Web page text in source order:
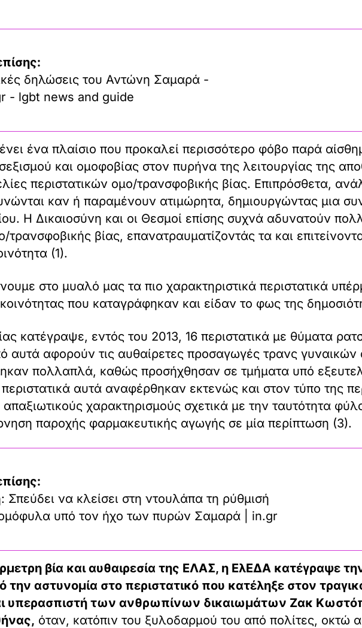
δηλώσεις του Αντώνη Σαμαρά -
- lgbt news and guide
ένα πλαίσιο που προκαλεί περισσότερο φόβο παρά
και ομοφοβίας στον πυρήνα της λειτουργίας της
περιστατικών ομο/τρανσφοβικής βίας. Επιπρόσθετα,
καν ή παραμένουν ατιμώρητα, δημιουργώντας μια
Η Δικαιοσύνη και οι Θεσμοί επίσης συχνά αδυνατούν
βίας, επανατραυματίζοντάς τα και
(1).
στο μυαλό μας τα πιο χαρακτηριστικά περιστατικά
που καταγράφηκαν και είδαν το φως της
κατέγραψε, εντός του 2013, 16 περιστατικά με θύματα
αυτά αφορούν τις αυθαίρετες προσαγωγές τρανς γυναικών
πολλαπλά, καθώς προσήχθησαν σε τμήματα υπό
αυτά αναφέρθηκαν εκτενώς και στον τύπο της
χαρακτηρισμούς σχετικά με την ταυτότητα
παροχής φαρμακευτικής αγωγής σε μία περίπτωση (3).
Σπεύδει να κλείσει στη ντουλάπα τη ρύθμισή
ομόφυλα υπό τον ήχο των πυρών Σαμαρά | in.gr
βία και αυθαιρεσία της ΕΛΑΣ, η ΕλΕΔΑ κατέγραψε
την αστυνομία στο περιστατικό που κατέληξε στον
υπερασπιστή των ανθρωπίνων δικαιωμάτων Ζακ
όταν, κατόπιν του ξυλοδαρμού του από πολίτες, οκτώ